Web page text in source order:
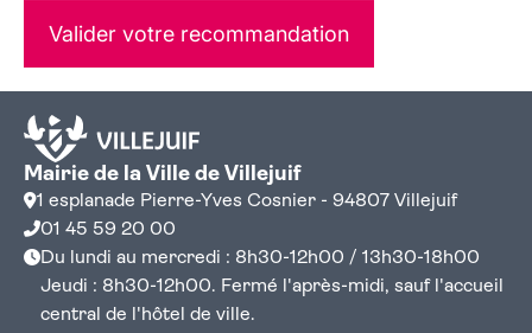
Valider votre recommandation
Mairie de la Ville de Villejuif
1 esplanade Pierre-Yves Cosnier - 94807 Villejuif
01 45 59 20 00
Du lundi au mercredi : 8h30-12h00 / 13h30-18h00
Jeudi : 8h30-12h00. Fermé l'après-midi, sauf l'accueil
central de l'hôtel de ville.